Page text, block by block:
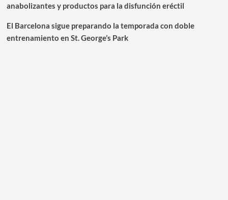
anabolizantes y productos para la disfunción eréctil
El Barcelona sigue preparando la temporada con doble
entrenamiento en St. George’s Park